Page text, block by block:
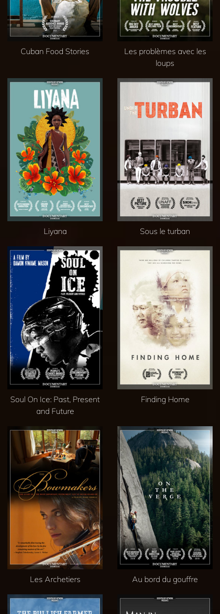
Cuban Food Stories
Les problèmes avec les
loups
Liyana Sous le turban
Soul On Ice: Past, Present
and Future
Finding Home
Les Archetiers Au bord du gouffre